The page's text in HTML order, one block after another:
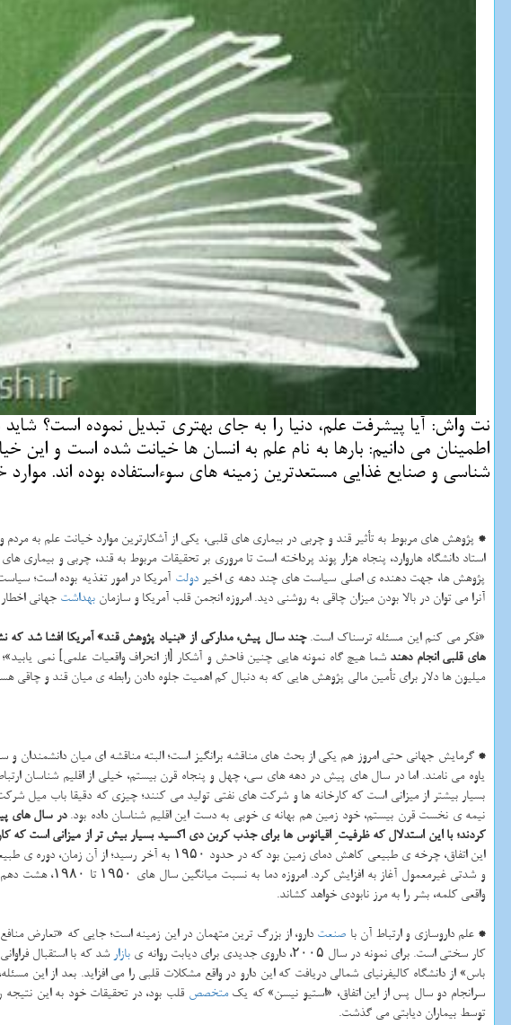
نت واش: آیا پیشرفت علم، دنیا را به جای بهتری تبدیل نموده است؟
اطمینان می دانیم: بارها به نام علم به انسان ها خیانت شده است و این
شناسی و صنایع غذایی مستعدترین زمینه های سوءاستفاده بوده اند.
* پژوهش های مربوط به تأثیر قند و چربی در بیماری های قلبی، یكی از آشكارترین موارد خیانت علم
استاد دانشگاه هاروارد، پنجاه هزار پوند پرداخته است تا مروری بر تحقیقات مربوط به قند، چربی و
پژوهش ها، جهت دهنده ی اصلی سیاست های چند دهه ی اخیردولت آمریكا در امور تغذیه بوده است؛
آنرا می توان در بالا بودن میزان چاقی به روشنی دید. امروزه انجمن قلب آمریكا و سازمان بهداشت جهانی
«فكر می كنم این مسئله ترسناك است.چند سال پیش، مداركی از «بنیاد پژوهش قند» آمریكا افشا شد كه
های قلبی انجام دهند شما هیچ گاه نمونه هایی چنین فاحش و آشكار [از انحراف واقعیات علمی] نمی
میلیون ها دلار برای تأمین مالی پژوهش هایی كه به دنبال كم اهمیت جلوه دادن رابطه ی میان قند و
* گرمایش جهانی حتی امروز هم یكی از بحث های مناقشه برانگیز است؛ البته مناقشه ای میان دانشمندان و
یاوه می نامند. اما در سال های پیش در دهه های سی، چهل و پنجاه قرن بیستم، خیلی از اقلیم شناسان
نیمه ی نخست قرن بیستم، خود زمین هم بهانه ی خوبی به دست این اقلیم شناسان داده بود.در سال های
كردند؛ با این استدلال كه ظرفیت ِ اقیانوس ها برای جذب كربن دی اكسید بسیار بیش تر از میزانی است كه
این اتفاق، چرخه ی طبیعی كاهش دمای زمین بود
واقعی كلمه، بشر را به مرز نابودی خواهد كشاند.
*علم داروسازی و ارتباط آن با صنعت دارو، از بزرگ ترین متهمان در این زمینه است؛ جایی كه «تعارض
كار سختی است. برای نمونه در سال ۲۰۰۵، داروی جدیدی برای دیابت روانه ی
بازار شد كه با استقبال
باس» از دانشگاه كالیفرنیای شمالی دریافت كه این دارو در واقع مشكلات قلبی را می افزاید. بعد از
سرانجام دو سال پس از این اتفاق، «استیو نیسن» كه یكمتخصص قلب بود، در تحقیقات خود به این نتیجه رسید كه این دارو،
توسط بیماران دیابتی می گذشت.